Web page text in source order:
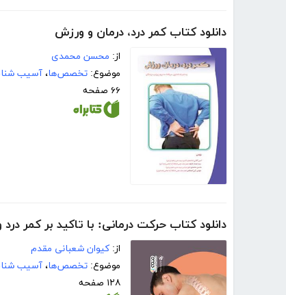
دانلود کتاب کمر درد، درمان و ورزش
از: محسن محمدی
موضوع: تخصص‌ها، آسیب
۶۶ صفحه
دانلود کتاب حرکت درمانی: با تاکید بر کمر
از: کیوان شعبانی مقدم
موضوع: تخصص‌ها، آسیب
۱۲۸ صفحه